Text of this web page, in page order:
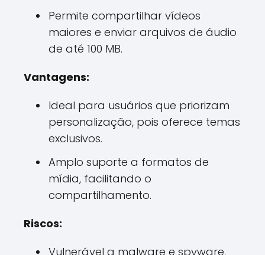
Permite compartilhar vídeos
maiores e enviar arquivos de áudio
de até 100 MB.
Vantagens:
Ideal para usuários que priorizam
personalização, pois oferece temas
exclusivos.
Amplo suporte a formatos de
mídia, facilitando o
compartilhamento.
Riscos:
Vulnerável a malware e spyware,